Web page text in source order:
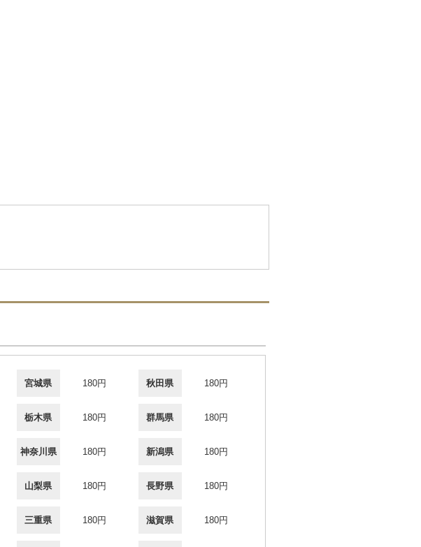
宮城県 180円 秋田県 180円
栃木県 180円 群馬県 180円
神奈川県 180円 新潟県 180円
山梨県 180円 長野県 180円
三重県 180円 滋賀県 180円